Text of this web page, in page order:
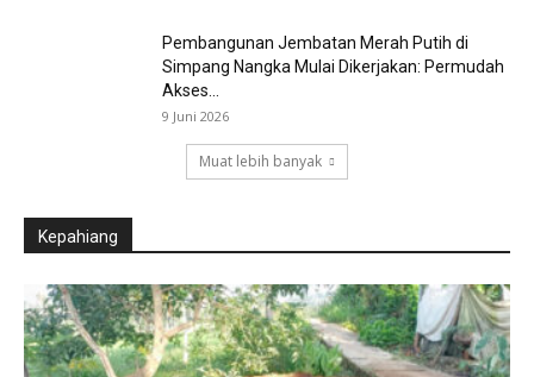
Pembangunan Jembatan Merah Putih di
Simpang Nangka Mulai Dikerjakan: Permudah
Akses...
9 Juni 2026
Muat lebih banyak
Kepahiang